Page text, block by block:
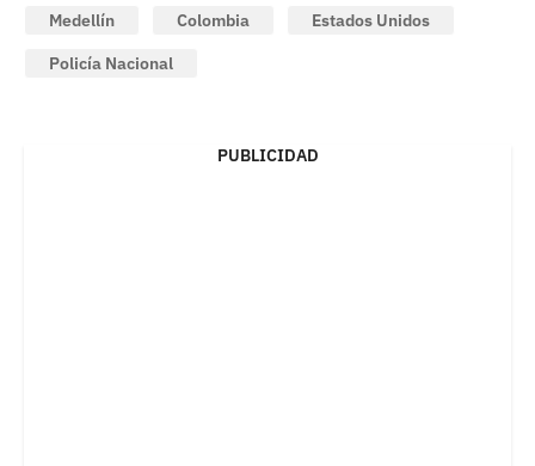
Medellín Colombia
Estados Unidos
Policía Nacional
PUBLICIDAD